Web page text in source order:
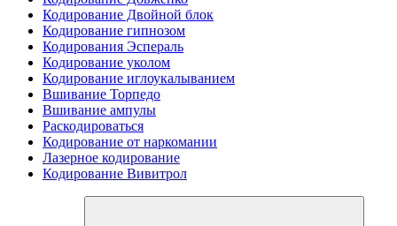
Кодирование Двойной блок
Кодирование гипнозом
Кодирования Эспераль
Кодирование уколом
Кодирование иглоукалыванием
Вшивание Торпедо
Вшивание ампулы
Раскодироваться
Кодирование от наркомании
Лазерное кодирование
Кодирование Вивитрол